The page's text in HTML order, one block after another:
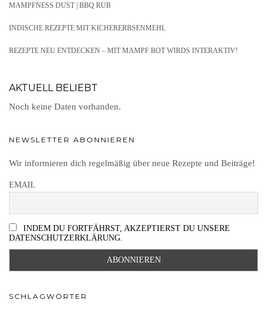
MAMPFNESS DUST | BBQ RUB
INDISCHE REZEPTE MIT KICHERERBSENMEHL
REZEPTE NEU ENTDECKEN – MIT MAMPF BOT WIRDS INTERAKTIV!
AKTUELL BELIEBT
Noch keine Daten vorhanden.
NEWSLETTER ABONNIEREN
Wir informieren dich regelmäßig über neue Rezepte und Beiträge!
EMAIL
INDEM DU FORTFÄHRST, AKZEPTIERST DU UNSERE
DATENSCHUTZERKLÄRUNG.
SCHLAGWÖRTER